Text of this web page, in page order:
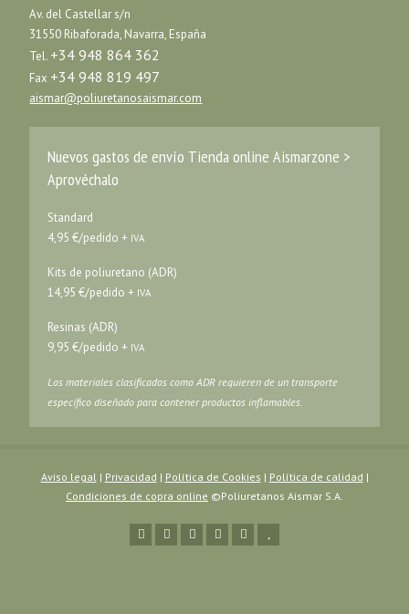
Av. del Castellar s/n
31550 Ribaforada, Navarra, España
Tel. +34 948 864 362
Fax +34 948 819 497
aismar@poliuretanosaismar.com
Nuevos gastos de envío Tienda online Aismarzone >
Aprovéchalo
Standard
4,95 €/pedido + IVA
Kits de poliuretano (ADR)
14,95 €/pedido + IVA
Resinas (ADR)
9,95 €/pedido + IVA
Los materiales clasificados como ADR requieren de un transporte
específico diseñado para contener productos inflamables.
Aviso legal| Privacidad | Política de Cookies | Política de calidad |
Condiciones de copra online ©Poliuretanos Aismar S.A.